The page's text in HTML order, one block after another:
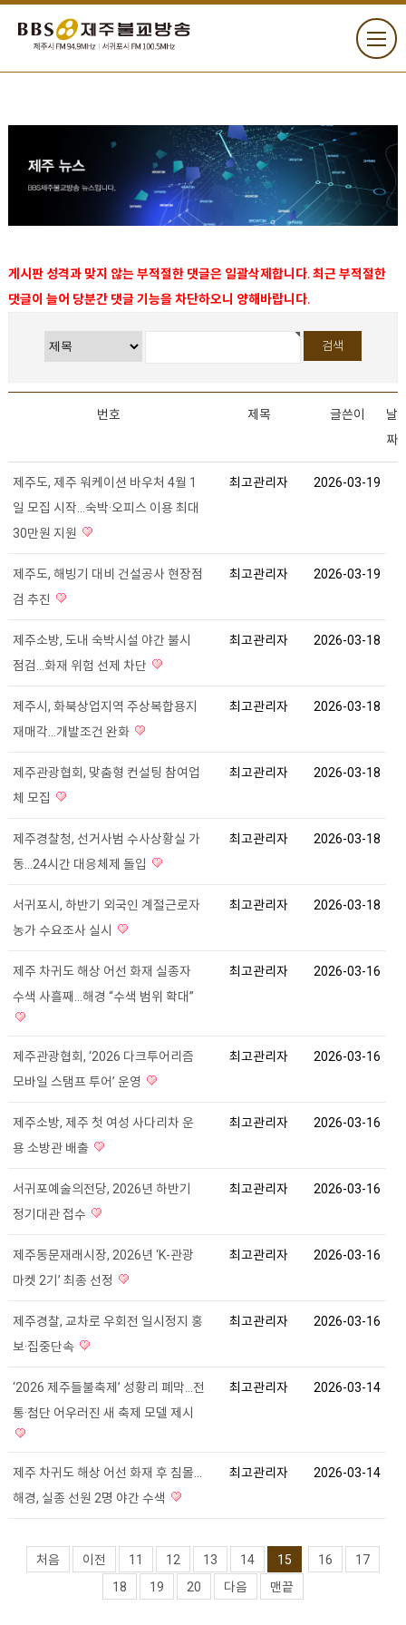
게시판 성격과 맞지 않는 부적절한 댓글은 일괄삭제합니다. 최근 부적절한
댓글이 늘어 당분간 댓글 기능을 차단하오니 양해바랍니다.
번호 제목 글쓴이
날
짜
제주도, 제주 워케이션 바우처 4월 1
일 모집 시작…숙박·오피스 이용 최대
30만원 지원
최고관리자 2026-03-19
제주도, 해빙기 대비 건설공사 현장점
검 추진
최고관리자 2026-03-19
제주소방, 도내 숙박시설 야간 불시
점검...화재 위험 선제 차단
최고관리자 2026-03-18
제주시, 화북상업지역 주상복합용지
재매각…개발조건 완화
최고관리자 2026-03-18
제주관광협회, 맞춤형 컨설팅 참여업
체 모집
최고관리자 2026-03-18
제주경찰청, 선거사범 수사상황실 가
동…24시간 대응체제 돌입
최고관리자 2026-03-18
서귀포시, 하반기 외국인 계절근로자
농가 수요조사 실시
최고관리자 2026-03-18
제주 차귀도 해상 어선 화재 실종자
수색 사흘째…해경 “수색 범위 확대”
최고관리자 2026-03-16
제주관광협회, ‘2026 다크투어리즘
모바일 스탬프 투어’ 운영
최고관리자 2026-03-16
제주소방, 제주 첫 여성 사다리차 운
용 소방관 배출
최고관리자 2026-03-16
서귀포예술의전당, 2026년 하반기
정기대관 접수
최고관리자 2026-03-16
제주동문재래시장, 2026년 ‘K-관광
마켓 2기’ 최종 선정
최고관리자 2026-03-16
제주경찰, 교차로 우회전 일시정지 홍
보·집중단속
최고관리자 2026-03-16
‘2026 제주들불축제’ 성황리 폐막…전
통·첨단 어우러진 새 축제 모델 제시
최고관리자 2026-03-14
제주 차귀도 해상 어선 화재 후 침몰…
해경, 실종 선원 2명 야간 수색
최고관리자 2026-03-14
처음 이전 11 12 13 14 15 16
17
18
19 20 다음 맨끝